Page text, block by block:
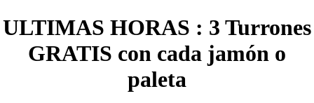
ULTIMAS HORAS : 3 Turrones
GRATIS con cada jamón o
paleta